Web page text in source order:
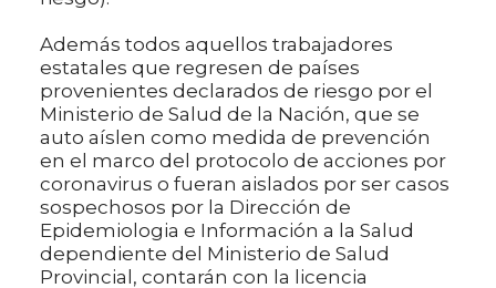
Además todos aquellos trabajadores
estatales que regresen de países
provenientes declarados de riesgo por el
Ministerio de Salud de la Nación, que se
auto aíslen como medida de prevención
en el marco del protocolo de acciones por
coronavirus o fueran aislados por ser casos
sospechosos por la Dirección de
Epidemiologia e Información a la Salud
dependiente del Ministerio de Salud
Provincial, contarán con la licencia